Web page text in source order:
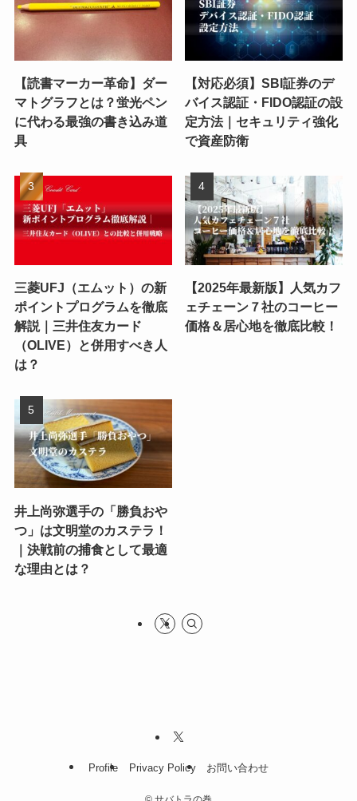
【読書マーカー革命】ダー
マトグラフとは？蛍光ペン
に代わる最強の書き込み道
具
【対応必須】SBI証券のデ
バイス認証・FIDO認証の設
定方法｜セキュリティ強化
で資産防衛
三菱UFJ（エムット）の新
ポイントプログラムを徹底
解説｜三井住友カード
（OLIVE）と併用すべき人
は？
【2025年最新版】人気カフ
ェチェーン７社のコーヒー
価格＆居心地を徹底比較！
井上尚弥選手の「勝負おや
つ」は文明堂のカステラ！
｜決戦前の捕食として最適
な理由とは？
Profile Privacy Policy お問い合わせ